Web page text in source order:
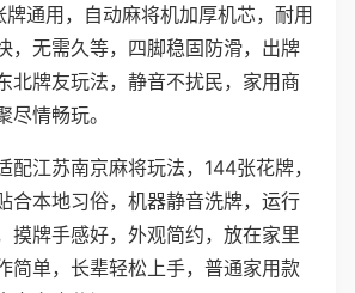
通用，自动麻将机加厚机芯，耐用
，无需久等，四脚稳固防滑，出牌
北牌友玩法，静音不扰民，家用商
尽情畅玩。
配江苏南京麻将玩法，144张花牌，
合本地习俗，机器静音洗牌，运行
摸牌手感好，外观简约，放在家里
简单，长辈轻松上手，普通家用款